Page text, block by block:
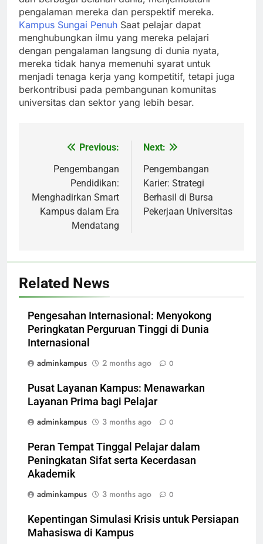
pengalaman mereka dan perspektif mereka.
Kampus Sungai Penuh Saat pelajar dapat
menghubungkan ilmu yang mereka pelajari
dengan pengalaman langsung di dunia nyata,
mereka tidak hanya memenuhi syarat untuk
menjadi tenaga kerja yang kompetitif, tetapi juga
berkontribusi pada pembangunan komunitas
universitas dan sektor yang lebih besar.
navigation
Previous:
Pengembangan
Pendidikan:
Menghadirkan Smart
Kampus dalam Era
Mendatang
Next:
Pengembangan
Karier: Strategi
Berhasil di Bursa
Pekerjaan Universitas
Related News
Pengesahan Internasional: Menyokong
Peringkatan Perguruan Tinggi di Dunia
Internasional
adminkampus
2 months ago 0
Pusat Layanan Kampus: Menawarkan
Layanan Prima bagi Pelajar
adminkampus
3 months ago 0
Peran Tempat Tinggal Pelajar dalam
Peningkatan Sifat serta Kecerdasan
Akademik
adminkampus
3 months ago 0
Kepentingan Simulasi Krisis untuk Persiapan
Mahasiswa di Kampus